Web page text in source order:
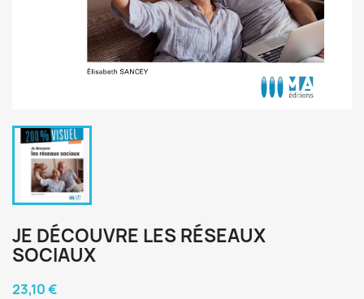
JE DÉCOUVRE LES RÉSEAUX
SOCIAUX
23,10 €